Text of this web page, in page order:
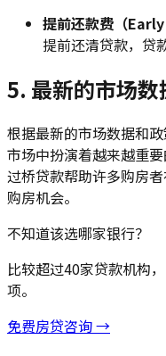
提前还款费（
提前还清贷款，贷
5. 最新的市场
根据最新的市场数据和
市场中扮演着越来越重
过桥贷款帮助许多购房
购房机会。
不知道该选哪家银行？
比较超过40家贷款机构
项。
免费房贷咨询 →